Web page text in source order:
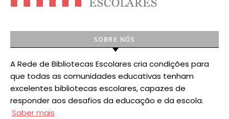
SOBRE NÓS
A Rede de Bibliotecas Escolares cria condições para
que todas as comunidades educativas tenham
excelentes bibliotecas escolares, capazes de
responder aos desafios da educação e da escola.
Saber mais